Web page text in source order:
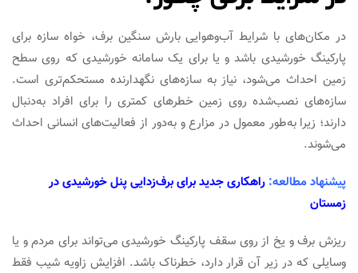
در مکان‌های با شرایط آب‌وهوایی بارش سنگین برف، خواه سازه برای
پارکینگ خورشیدی باشد و یا برای یک سامانه خورشیدی که روی سطح
زمین احداث می‌شود، نیاز به سازه‌های نگهدارنده مستحکم‌تری است.
سازه‌های نصب‌شده روی زمین خطرهای کمتری را برای افراد به‌دنبال
دارند؛ زیرا به‌طور معمول در مزارع و به‌دور از فعالیت‌های انسانی احداث
می‌شوند.
پیشنهاد مطالعه: راهکاری جدید برای برف‌زدایی پنل خورشیدی در
زمستان
ریزش برف و یخ از روی سقف پارکینگ خورشیدی می‌تواند برای مردم و یا
وسایلی که در زیر آن قرار دارد، خطرناک باشد. افزایش زاویه شیب فقط